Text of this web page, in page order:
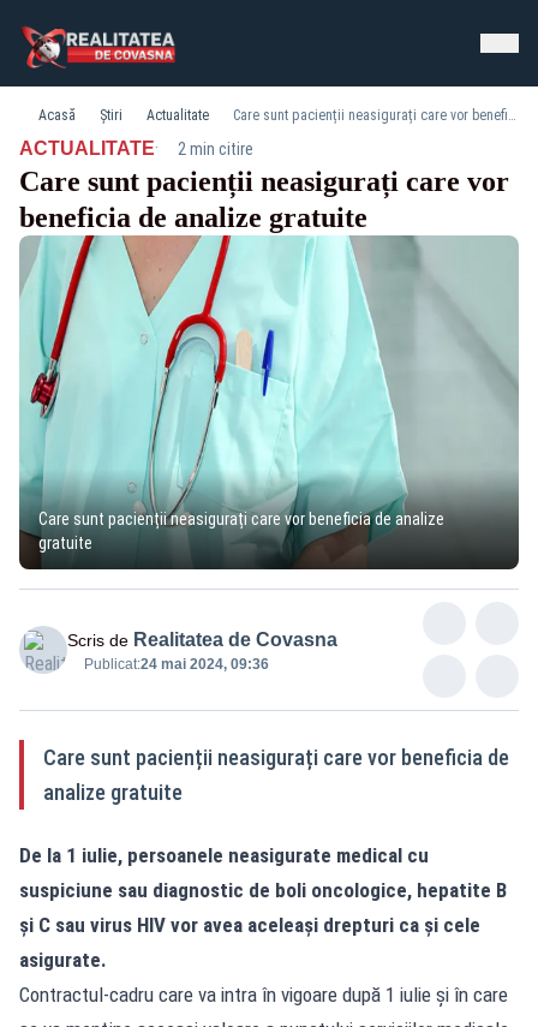
Acasă Știri Actualitate Care sunt pacienții neasigurați care vor beneficia de analize gratuite
ACTUALITATE· 2 min citire
Care sunt pacienții neasigurați care vor
beneficia de analize gratuite
Care sunt pacienții neasigurați care vor beneficia de analize
gratuite
Scris de Realitatea de Covasna
Publicat:24 mai 2024, 09:36
Care sunt pacienții neasigurați care vor beneficia de
analize gratuite
De la 1 iulie, persoanele neasigurate medical cu
suspiciune sau diagnostic de boli oncologice, hepatite B
și C sau virus HIV vor avea aceleași drepturi ca și cele
asigurate.
Contractul-cadru care va intra în vigoare după 1 iulie şi în care